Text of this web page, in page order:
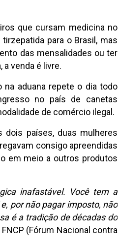
que cursam medicina no
para o Brasil, mas
das mensalidades ou ter
venda é livre.
na aduana repete o dia todo
no país de canetas
de comércio ilegal.
países, duas mulheres
consigo apreendidas
em meio a outros produtos
inafastável. Você tem a
por não pagar imposto, não
é a tradição de décadas do
(Fórum Nacional contra